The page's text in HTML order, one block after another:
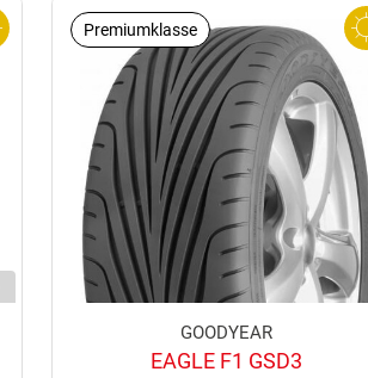
Premiumklasse
GOODYEAR
EAGLE F1 GSD3